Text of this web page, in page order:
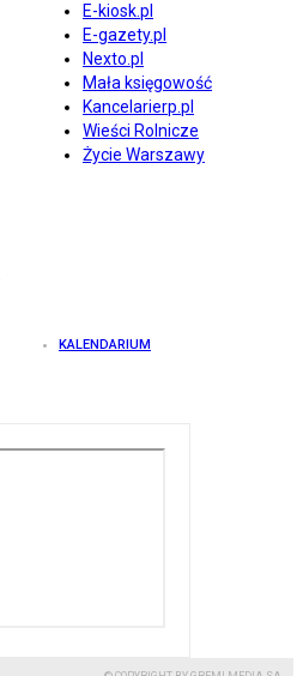
E-kiosk.pl
E-gazety.pl
Nexto.pl
Mała księgowość
Kancelarierp.pl
Wieści Rolnicze
Życie Warszawy
KALENDARIUM